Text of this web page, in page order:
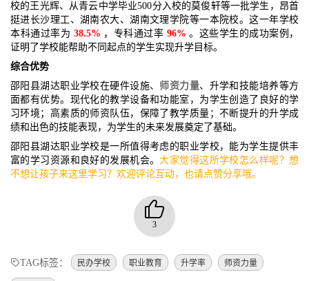
校的王光辉、从青云中学毕业500分入校的莫俊轩等一批学生，昂首
挺进长沙理工、湖南农大、湖南文理学院等一本院校。这一年学校
本科通过率为 38.5% ，专科通过率 96% 。这些学生的成功案例，
证明了学校能帮助不同起点的学生实现升学目标。
综合优势
邵阳县湖达职业学校在硬件设施、 师资力量、升学和技能培养等方
面都有优势。现代化的教学设备和功能室，为学生创造了良好的学
习环境；高素质的师资队伍，保障了教学质量；不断提升的升学成
绩和出色的技能表现，为学生的未来发展奠定了基础。
邵阳县湖达职业学校是一所值得考虑的职业学校，能为学生提供丰
富的学习资源和良好的发展机会。大家觉得这所学校怎么样呢？想
不想让孩子来这里学习？欢迎评论互动，也请点赞分享哦。
3
TAG标签： 民办学校 职业教育 升学率 师资力量